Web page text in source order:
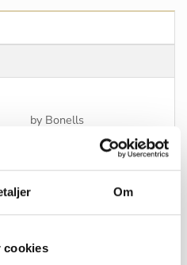
Om
cookies
by Bonells
Gul emalje